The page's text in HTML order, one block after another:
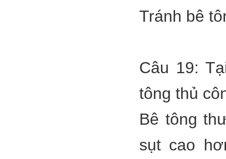
Tránh bê
Câu 19:
tông thủ
Bê tông
sụt cao